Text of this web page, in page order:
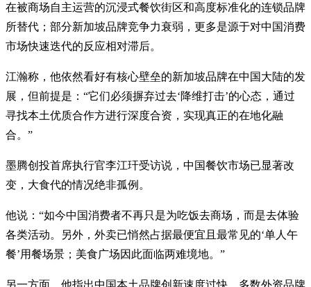
在被商场自主运营的沉浸式餐饮街区和高度标准化的连锁品牌
所替代；部分新加坡品牌竞争力衰弱，更多是源于对中国消费
市场快速迭代的反应相对滞后。
江瀚称，他依然看好有核心壁垒的新加坡品牌在中国大陆的发
展，但前提是：“它们必须摒弃过去‘降维打击’的心态，通过
寻找本土优质合作方进行深度合资，实现真正的在地化融
合。”
墨腾创投首席执行官李江玕受访说，中国餐饮市场已显著改
变，大食代的情况绝非孤例。
他说：“如今中国消费者不再只是为吃饭去商场，而是去体验
各类活动。另外，外卖已悄然占据最便宜且最常见的‘单人午
餐’用餐场景；美食广场因此面临两难境地。”
另一方面，他指出中国本土品牌创新速度过快，多数外资品牌